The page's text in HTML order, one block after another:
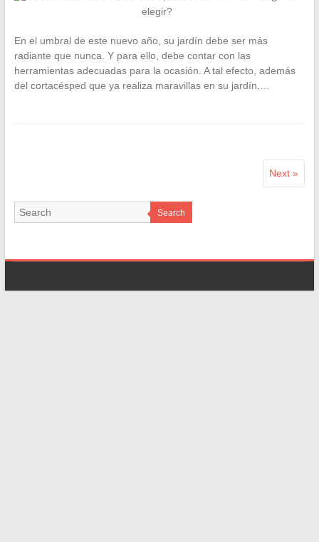
En el umbral de este nuevo año, su jardín debe ser más
radiante que nunca. Y para ello, debe contar con las
herramientas adecuadas para la ocasión. A tal efecto, además
del cortacésped que ya realiza maravillas en su jardín,…
Next »
Search